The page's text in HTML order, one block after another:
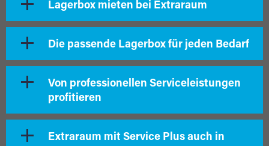
Lagerbox mieten bei Extraraum
Die passende Lagerbox für jeden Bedarf
Von professionellen Serviceleistungen
profitieren
Extraraum mit Service Plus auch in